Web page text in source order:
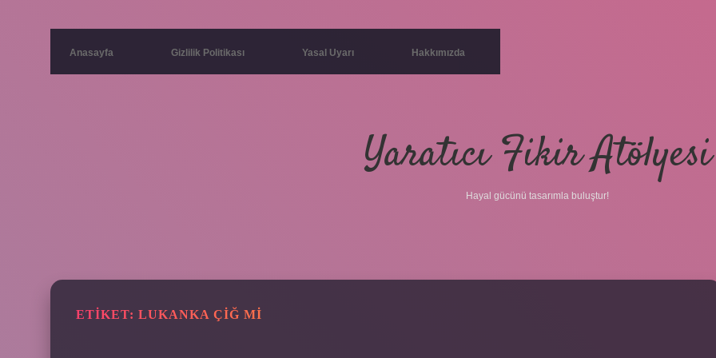
Anasayfa Gizlilik Politikası Yasal Uyarı Hakkımızda
Yaratıcı Fikir Atölyesi
Hayal gücünü tasarımla buluştur!
ETIKET: LUKANKA ÇIĞ MI